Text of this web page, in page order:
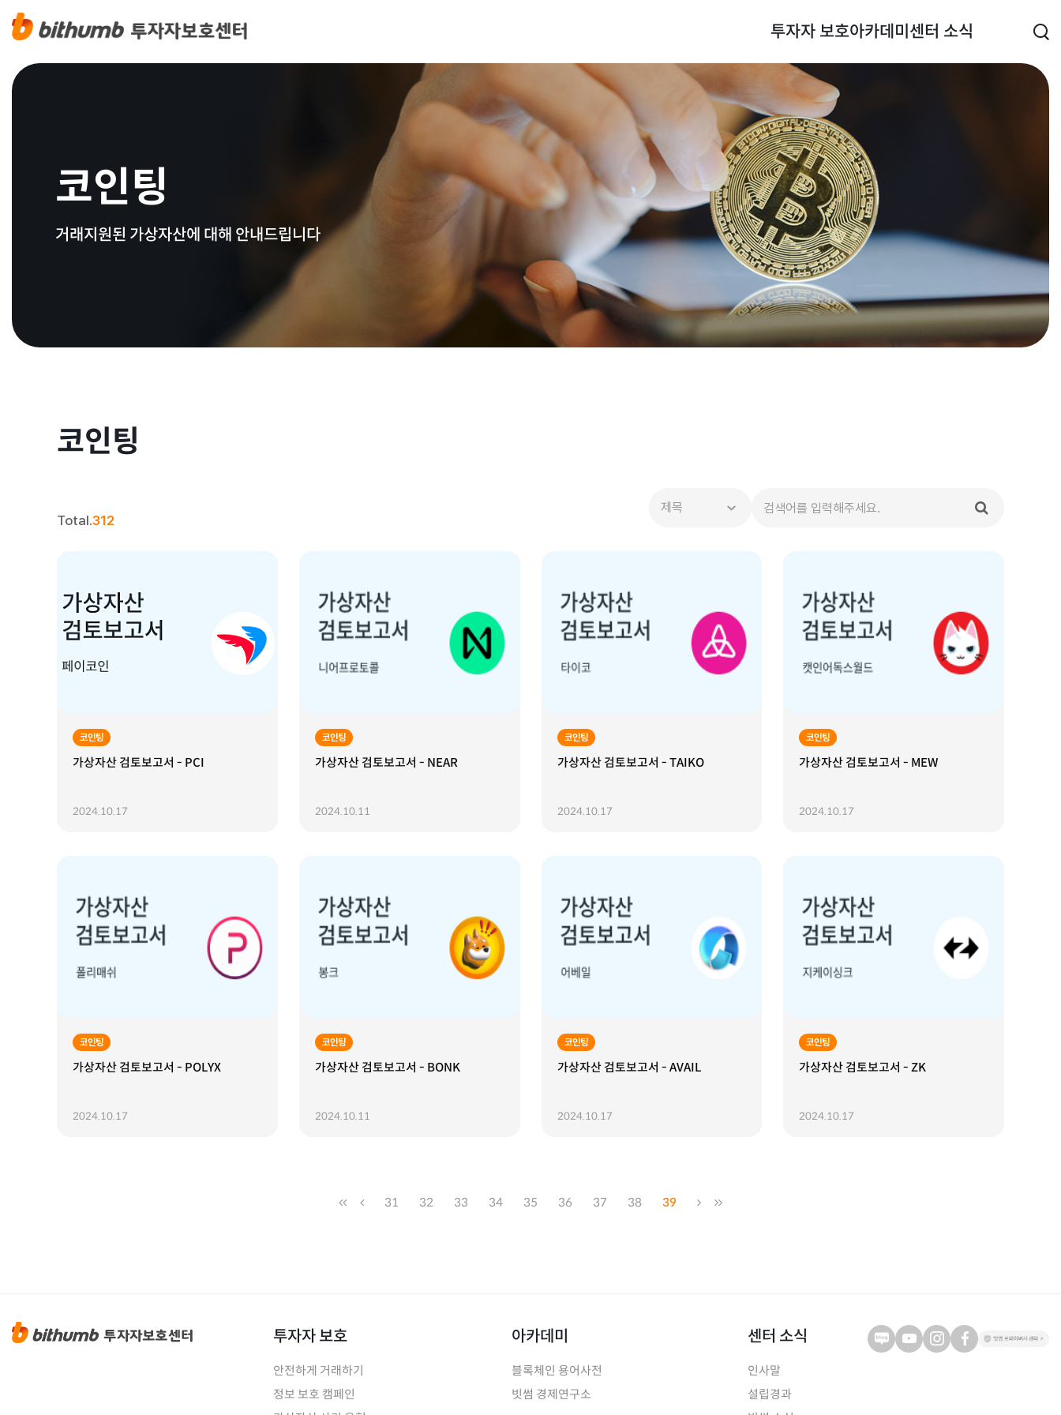
투자자 보호아카데미 센터 소식
코인팅
거래지원된 가상자산에 대해 안내드립니다
코인팅
Total.312
코인팅
가상자산 검토보고서 - PCI
2024.10.17
코인팅
가상자산 검토보고서 - NEAR
2024.10.11
코인팅
가상자산 검토보고서 - TAIKO
2024.10.17
코인팅
가상자산 검토보고서 - MEW
2024.10.17
코인팅
가상자산 검토보고서 - POLYX
2024.10.17
코인팅
가상자산 검토보고서 - BONK
2024.10.11
코인팅
가상자산 검토보고서 - AVAIL
2024.10.17
코인팅
가상자산 검토보고서 - ZK
2024.10.17
31 32 33 34 35 36 37 38 39
투자자 보호
안전하게 거래하기
정보 보호 캠페인
아카데미
블록체인 용어사전
빗썸 경제연구소
센터 소식
인사말
설립경과